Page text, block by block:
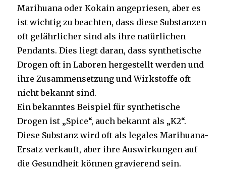
Marihuana oder Kokain angepriesen, aber es
ist wichtig zu beachten, dass diese Substanzen
oft gefährlicher sind als ihre natürlichen
Pendants. Dies liegt daran, dass synthetische
Drogen oft in Laboren hergestellt werden und
ihre Zusammensetzung und Wirkstoffe oft
nicht bekannt sind.
Ein bekanntes Beispiel für synthetische
Drogen ist „Spice“, auch bekannt als „K2“.
Diese Substanz wird oft als legales Marihuana-
Ersatz verkauft, aber ihre Auswirkungen auf
die Gesundheit können gravierend sein.